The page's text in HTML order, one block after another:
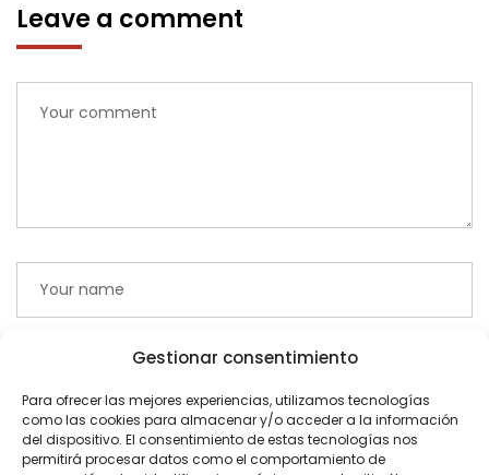
Gestionar consentimiento
Para ofrecer las mejores experiencias, utilizamos tecnologías
como las cookies para almacenar y/o acceder a la información
del dispositivo. El consentimiento de estas tecnologías nos
permitirá procesar datos como el comportamiento de
Leave a comment